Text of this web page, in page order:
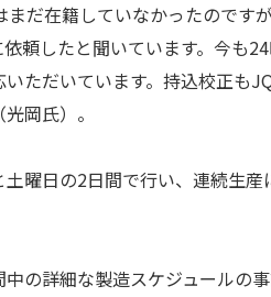
まだ在籍していなかったので
頼したと聞いています。今も
ただいています。持込校正も
岡氏）。
曜日の2日間で行い、連続生
の詳細な製造スケジュールの